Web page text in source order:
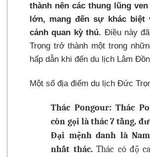
thành nên các thung lũng
lớn, mang đến sự khác biệt
cảnh quan kỳ thú. Điều này
Trọng trở thành một trong
hấp dẫn khi đến du lịch Lâm
Một số địa điểm du lịch Đức
Thác Pongour: Thác
còn gọi là thác 7 tầng,
Đại mệnh danh là
nhất thác.Thác có độ